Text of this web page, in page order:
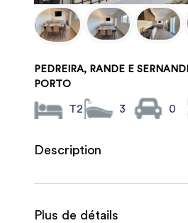
PEDREIRA, RANDE E
PORTO
T2 3 0
Description
Plus de détails